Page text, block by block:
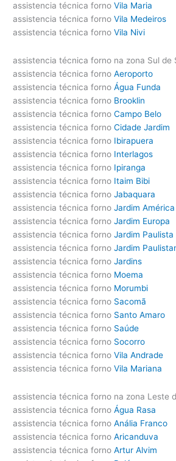
assistencia técnica forno Vila Maria
assistencia técnica forno Vila Medeiros
assistencia técnica forno Vila Nivi
assistencia técnica forno na zona Sul de
assistencia técnica forno Aeroporto
assistencia técnica forno Água Funda
assistencia técnica forno Brooklin
assistencia técnica forno Campo Belo
assistencia técnica forno Cidade Jardim
assistencia técnica forno Ibirapuera
assistencia técnica forno Interlagos
assistencia técnica forno Ipiranga
assistencia técnica forno Itaim Bibi
assistencia técnica forno Jabaquara
assistencia técnica forno Jardim América
assistencia técnica forno Jardim Europa
assistencia técnica forno Jardim Paulista
assistencia técnica forno Jardim
assistencia técnica forno Jardins
assistencia técnica forno Moema
assistencia técnica forno Morumbi
assistencia técnica forno Sacomã
assistencia técnica forno Santo Amaro
assistencia técnica forno Saúde
assistencia técnica forno Socorro
assistencia técnica forno Vila Andrade
assistencia técnica forno Vila Mariana
assistencia técnica forno na zona Leste
assistencia técnica forno Água Rasa
assistencia técnica forno Anália Franco
assistencia técnica forno Aricanduva
assistencia técnica forno Artur Alvim